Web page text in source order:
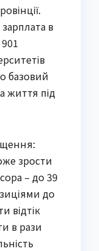
в
базовий
життя під
зрости
– до 39
до
відтік
в рази